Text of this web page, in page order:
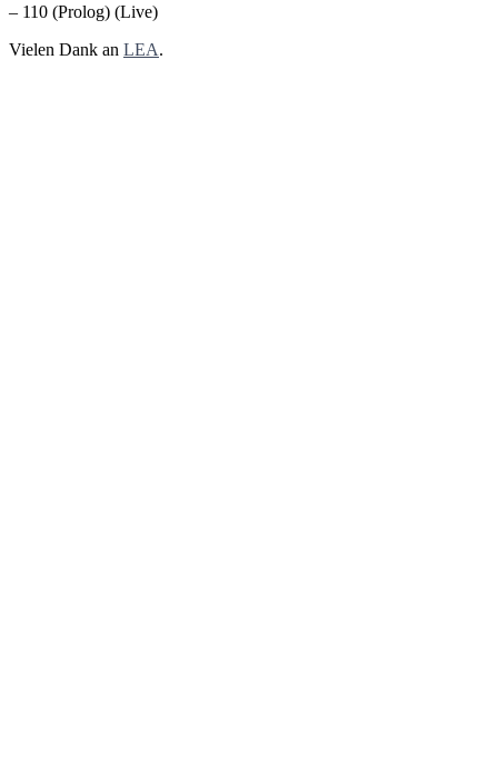
– 110 (Prolog) (Live)
Vielen Dank an LEA.